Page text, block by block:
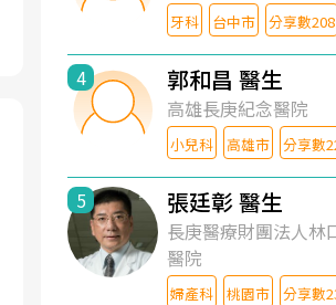
牙科 台中市 分享數208
4 郭和昌 醫生
高雄長庚紀念醫院
小兒科 高雄市 分享數
5 張廷彰 醫生
長庚醫療財團法人林
醫院
婦產科 桃園市 分享數